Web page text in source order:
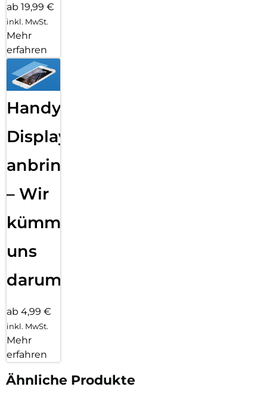
ab 19,99 €
inkl. MwSt.
Mehr
erfahren
Handy
Displayfolie
anbringen
– Wir
kümmern
uns
darum!
ab 4,99 €
inkl. MwSt.
Mehr
erfahren
Ähnliche Produkte